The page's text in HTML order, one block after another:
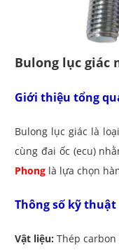
Bulong lục giác
Giới thiệu tổng
Bulong lục giác là
cùng đai ốc (ecu)
Phong là lựa chọn
Thông số kỹ thuật
Vật liệu: Thép carbon